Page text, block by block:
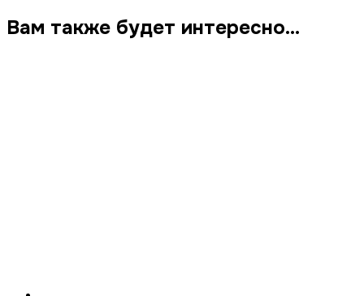
Вам также будет интересно…